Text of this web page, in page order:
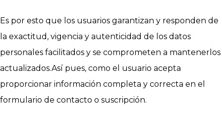
Es por esto que los usuarios garantizan y responden de
la exactitud, vigencia y autenticidad de los datos
personales facilitados y se comprometen a mantenerlos
actualizados.Así pues, como el usuario acepta
proporcionar información completa y correcta en el
formulario de contacto o suscripción.